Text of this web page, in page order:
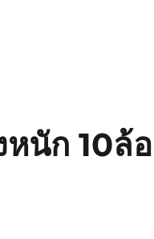
หนัก 10ล้